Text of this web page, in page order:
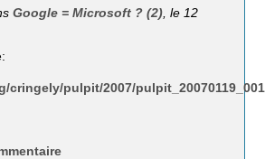
Google = Microsoft ? (2) , le 12
cringely/pulpit/2007/